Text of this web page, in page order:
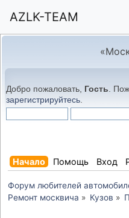
AZLK-TEAM
Добро пожаловать, Гость .
зарегистрируйтесь
Начало Помощь Вход
Форум любителей
Ремонт москвича » Кузов »